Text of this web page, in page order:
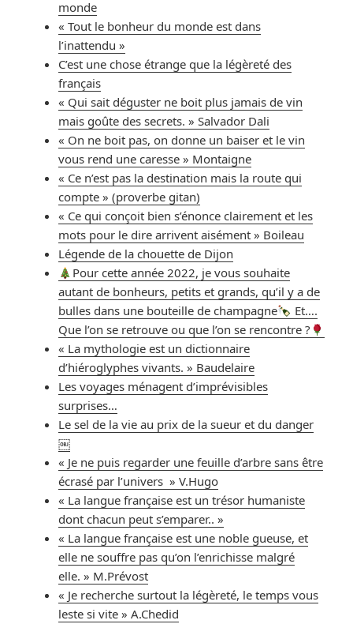
monde
« Tout le bonheur du monde est dans
l’inattendu »
C’est une chose étrange que la légèreté des
français
« Qui sait déguster ne boit plus jamais de vin
mais goûte des secrets. » Salvador Dali
« On ne boit pas, on donne un baiser et le vin
vous rend une caresse » Montaigne
« Ce n’est pas la destination mais la route qui
compte » (proverbe gitan)
« Ce qui conçoit bien s’énonce clairement et les
mots pour le dire arrivent aisément » Boileau
Légende de la chouette de Dijon
Pour cette année 2022, je vous souhaite
autant de bonheurs, petits et grands, qu’il y a de
bulles dans une bouteille de champagne
Et….
Que l’on se retrouve ou que l’on se rencontre ?
« La mythologie est un dictionnaire
d’hiéroglyphes vivants. » Baudelaire
Les voyages ménagent d’imprévisibles
surprises…
Le sel de la vie au prix de la sueur et du danger
￼
« Je ne puis regarder une feuille d’arbre sans être
écrasé par l’univers » V.Hugo
« La langue française est un trésor humaniste
dont chacun peut s’emparer.. »
« La langue française est une noble gueuse, et
elle ne souffre pas qu’on l’enrichisse malgré
elle. » M.Prévost
« Je recherche surtout la légèreté, le temps vous
leste si vite » A.Chedid